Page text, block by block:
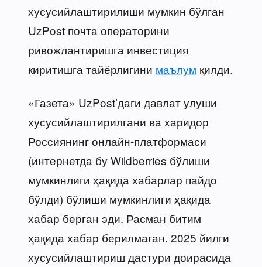
хусусийлаштирилиши мумкин бўлган
UzPost почта операторини
ривожлантиришга инвестиция
киритишга тайёрлигини маълум қилди.
«Газета» UzPost’даги давлат улуши
хусусийлаштирилгани ва харидор
Россиянинг онлайн-платформаси
(интернетда бу Wildberries бўлиши
мумкинлиги ҳақида хабарлар пайдо
бўлди) бўлиши мумкинлиги ҳақида
хабар берган эди. Расман битим
ҳақида хабар берилмаган. 2025 йилги
хусусийлаштириш дастури доирасида